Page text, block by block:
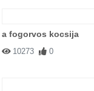
a fogorvos kocsija
10273 0